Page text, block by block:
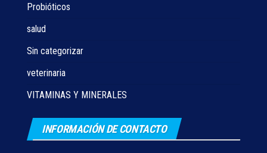
Probióticos
salud
Sin categorizar
veterinaria
VITAMINAS Y MINERALES
INFORMACIÓN DE CONTACTO